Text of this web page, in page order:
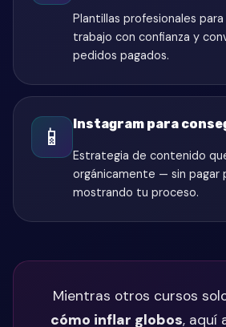
Plantillas profesionales
trabajo con confianza y
pedidos pagados.
📱 Instagram para
Estrategia de contenido
orgánicamente — sin pagar
mostrando tu proceso.
Mientras otros cursos
cómo inflar globos, aquí